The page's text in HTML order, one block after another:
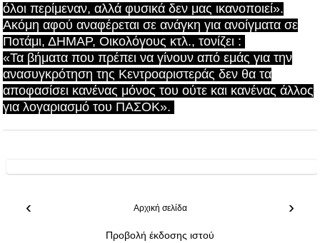
όλοι περίμεναν, αλλά φυσικά δεν μας ικανοποιεί».
Ακόμη αφού αναφέρεται σε ανάγκη για ανοίγματα σε
Ποτάμι, ΔΗΜΑΡ, Οικολόγους κτλ., τονίζει :
«Τα βήματα που πρέπει να γίνουν από εμάς για την
ανασυγκρότηση της Κεντροαριστεράς δεν θα τα
αποφασίσει κανένας μόνος του ούτε και κανένας άλλος
για λογαριασμό του ΠΑΣΟΚ».
‹ ›
Αρχική σελίδα
Προβολή έκδοσης ιστού